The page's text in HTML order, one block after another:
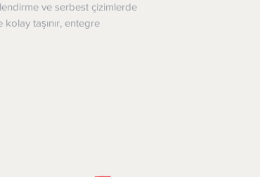
ve serbest çizimlerde
taşınır, entegre